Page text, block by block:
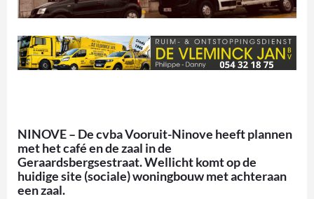
NINOVE – De cvba Vooruit-Ninove heeft plannen
met het café en de zaal in de
Geraardsbergsestraat. Wellicht komt op de
huidige site (sociale) woningbouw met achteraan
een zaal.